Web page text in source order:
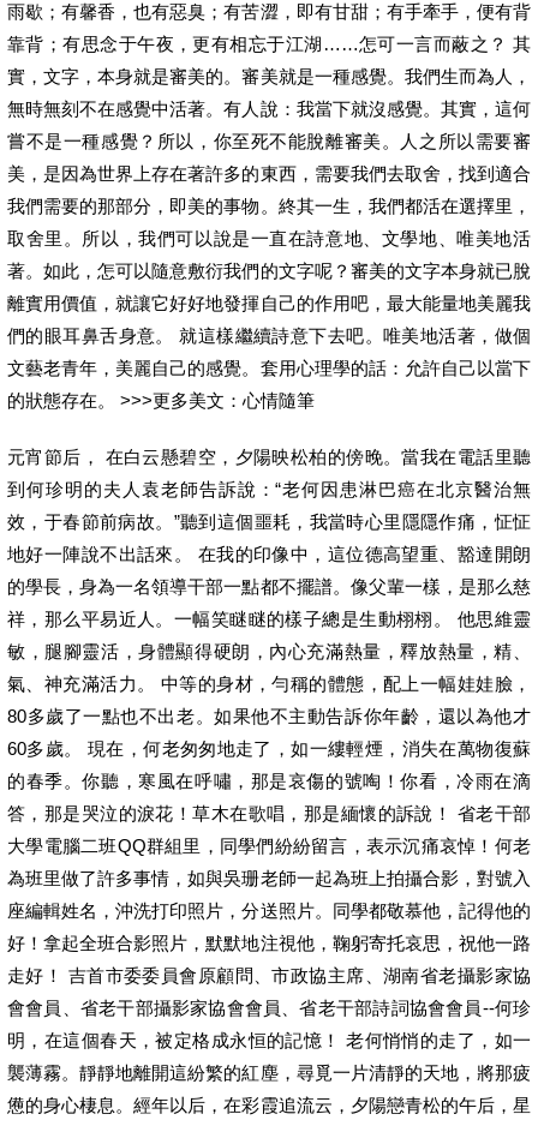
雨歇；有馨香，也有惡臭；有苦澀，即有甘甜；有手牽手，便有背
靠背；有思念于午夜，更有相忘于江湖……怎可一言而蔽之？ 其
實，文字，本身就是審美的。審美就是一種感覺。我們生而為人，
無時無刻不在感覺中活著。有人說：我當下就沒感覺。其實，這何
嘗不是一種感覺？所以，你至死不能脫離審美。人之所以需要審
美，是因為世界上存在著許多的東西，需要我們去取舍，找到適合
我們需要的那部分，即美的事物。終其一生，我們都活在選擇里，
取舍里。所以，我們可以說是一直在詩意地、文學地、唯美地活
著。如此，怎可以隨意敷衍我們的文字呢？審美的文字本身就已脫
離實用價值，就讓它好好地發揮自己的作用吧，最大能量地美麗我
們的眼耳鼻舌身意。 就這樣繼續詩意下去吧。唯美地活著，做個
文藝老青年，美麗自己的感覺。套用心理學的話：允許自己以當下
的狀態存在。 >>>更多美文：心情隨筆
元宵節后， 在白云懸碧空，夕陽映松柏的傍晚。當我在電話里聽
到何珍明的夫人袁老師告訴說：“老何因患淋巴癌在北京醫治無
效，于春節前病故。”聽到這個噩耗，我當時心里隱隱作痛，怔怔
地好一陣說不出話來。 在我的印像中，這位德高望重、豁達開朗
的學長，身為一名領導干部一點都不擺譜。像父輩一樣，是那么慈
祥，那么平易近人。一幅笑瞇瞇的樣子總是生動栩栩。 他思維靈
敏，腿腳靈活，身體顯得硬朗，內心充滿熱量，釋放熱量，精、
氣、神充滿活力。 中等的身材，勻稱的體態，配上一幅娃娃臉，
80多歲了一點也不出老。如果他不主動告訴你年齡，還以為他才
60多歲。 現在，何老匆匆地走了，如一縷輕煙，消失在萬物復蘇
的春季。你聽，寒風在呼嘯，那是哀傷的號啕！你看，冷雨在滴
答，那是哭泣的淚花！草木在歌唱，那是緬懷的訴說！ 省老干部
大學電腦二班QQ群組里，同學們紛紛留言，表示沉痛哀悼！何老
為班里做了許多事情，如與吳珊老師一起為班上拍攝合影，對號入
座編輯姓名，沖洗打印照片，分送照片。同學都敬慕他，記得他的
好！拿起全班合影照片，默默地注視他，鞠躬寄托哀思，祝他一路
走好！ 吉首市委委員會原顧問、市政協主席、湖南省老攝影家協
會會員、省老干部攝影家協會會員、省老干部詩詞協會會員--何珍
明，在這個春天，被定格成永恒的記憶！ 老何悄悄的走了，如一
襲薄霧。靜靜地離開這紛繁的紅塵，尋覓一片清靜的天地，將那疲
憊的身心棲息。經年以后，在彩霞追流云，夕陽戀青松的午后，星